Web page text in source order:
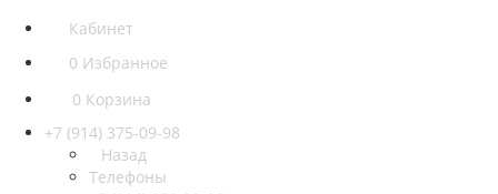
Кабинет
0 Избранное
0 Корзина
+7 (914) 375-09-98
Назад
Телефоны